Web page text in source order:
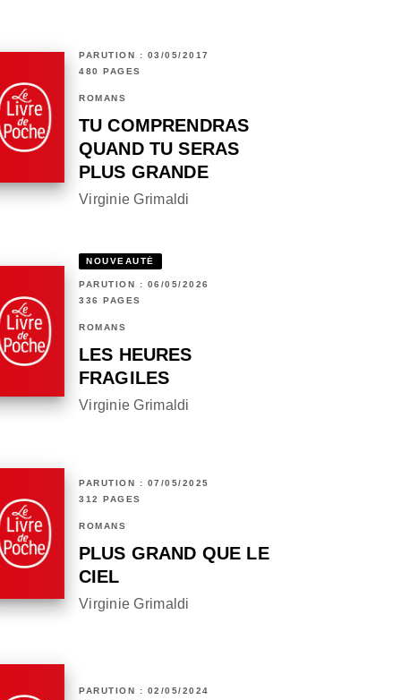
PARUTION : 03/05/2017
480 PAGES
ROMANS
TU COMPRENDRAS
QUAND TU SERAS
PLUS GRANDE
Virginie Grimaldi
NOUVEAUTÉ
PARUTION : 06/05/2026
336 PAGES
ROMANS
LES HEURES
FRAGILES
Virginie Grimaldi
PARUTION : 07/05/2025
312 PAGES
ROMANS
PLUS GRAND QUE LE
CIEL
Virginie Grimaldi
PARUTION : 02/05/2024